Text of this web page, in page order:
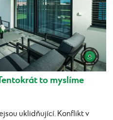
to myslíme
uklidňující. Konflikt v